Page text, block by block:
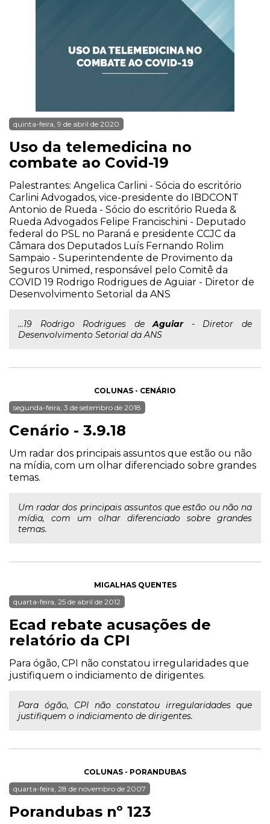
quinta-feira, 9 de abril de 2020
Uso da telemedicina no
combate ao Covid-19
Palestrantes: Angelica Carlini - Sócia do escritório
Carlini Advogados, vice-presidente do IBDCONT
Antonio de Rueda - Sócio do escritório Rueda &
Rueda Advogados Felipe Francischini - Deputado
federal do PSL no Paraná e presidente CCJC da
Câmara dos Deputados Luís Fernando Rolim
Sampaio - Superintendente de Provimento da
Seguros Unimed, responsável pelo Comitê da
COVID 19 Rodrigo Rodrigues de Aguiar - Diretor de
Desenvolvimento Setorial da ANS
...19 Rodrigo Rodrigues deAguiar- Diretor de
Desenvolvimento Setorial da ANS
COLUNAS - CENÁRIO
segunda-feira, 3 de setembro de 2018
Cenário - 3.9.18
Um radar dos principais assuntos que estão ou não
na mídia, com um olhar diferenciado sobre grandes
temas.
Um radar dos principais assuntos que estão ou não na
mídia, com um olhar diferenciado sobre grandes
temas.
MIGALHAS QUENTES
quarta-feira, 25 de abril de 2012
Ecad rebate acusações de
relatório da CPI
Para ógão, CPI não constatou irregularidades que
justifiquem o indiciamento de dirigentes.
Para ógão, CPI não constatou irregularidades que
justifiquem o indiciamento de dirigentes.
COLUNAS - PORANDUBAS
quarta-feira, 28 de novembro de 2007
Porandubas nº 123